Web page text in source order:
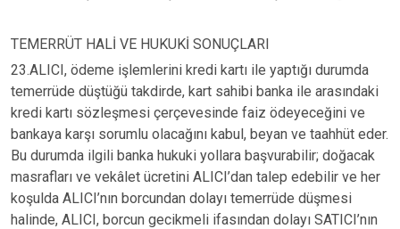
TEMERRÜT HALİ VE HUKUKİ SONUÇLARI
23.ALICI, ödeme işlemlerini kredi kartı ile yaptığı durumda
temerrüde düştüğü takdirde, kart sahibi banka ile arasındaki
kredi kartı sözleşmesi çerçevesinde faiz ödeyeceğini ve
bankaya karşı sorumlu olacağını kabul, beyan ve taahhüt eder.
Bu durumda ilgili banka hukuki yollara başvurabilir; doğacak
masrafları ve vekâlet ücretini ALICI’dan talep edebilir ve her
koşulda ALICI’nın borcundan dolayı temerrüde düşmesi
halinde, ALICI, borcun gecikmeli ifasından dolayı SATICI’nın